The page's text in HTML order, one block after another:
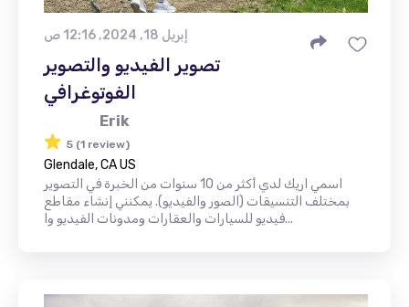
إبريل 18, 2024, 12:16 ص
تصوير الفيديو والتصوير
الفوتوغرافي
Erik
5 (1 review)
Glendale, CA US
اسمي اريك لدي أكثر من 10 سنوات من الخبرة في التصوير
بمختلف التنسيقات (الصور والفيديو). يمكنني إنشاء مقاطع
فيديو للسيارات والعقارات ومدونات الفيديو وا...